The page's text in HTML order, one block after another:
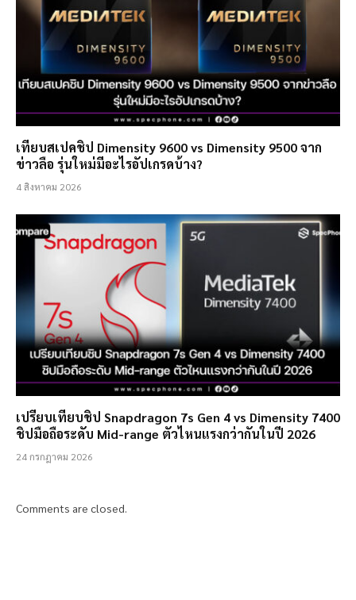
เทียบสเปคชิป Dimensity 9600 vs Dimensity 9500 จาก
ข่าวลือ รุ่นใหม่มีอะไรอัปเกรดบ้าง?
4 สิงหาคม 2026
เปรียบเทียบชิป Snapdragon 7s Gen 4 vs Dimensity 7400
ชิปมือถือระดับ Mid-range ตัวไหนแรงกว่ากันในปี 2026
24 กรกฎาคม 2026
Comments are closed.